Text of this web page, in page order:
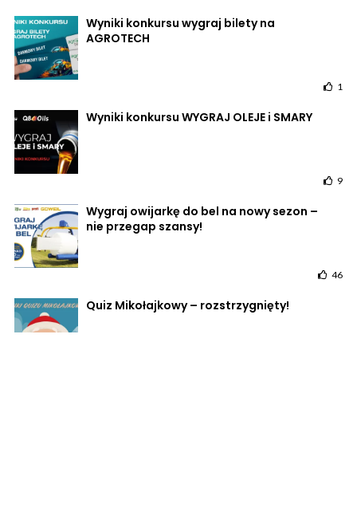
Wyniki konkursu wygraj bilety na
AGROTECH
1
Wyniki konkursu WYGRAJ OLEJE i SMARY
9
Wygraj owijarkę do bel na nowy sezon –
nie przegap szansy!
46
Quiz Mikołajkowy – rozstrzygnięty!